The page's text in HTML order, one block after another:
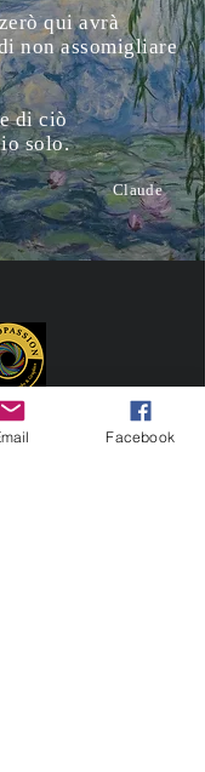
qui avrà
non assomigliare
di ciò
solo.
Facebook